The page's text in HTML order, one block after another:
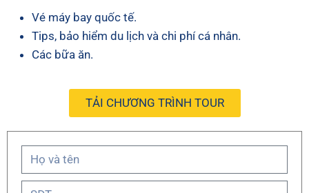
Vé máy bay quốc tế.
Tips, bảo hiểm du lịch và chi phí cá nhân.
Các bữa ăn.
TẢI CHƯƠNG TRÌNH TOUR